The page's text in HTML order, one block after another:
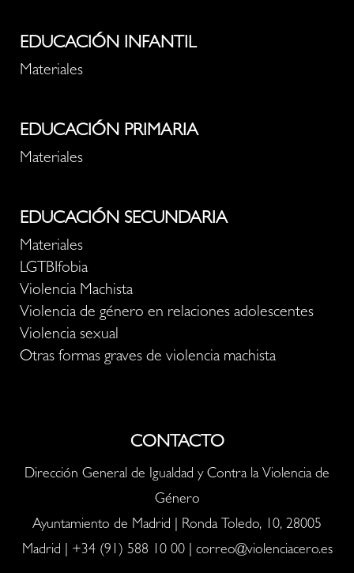
EDUCACIÓN INFANTIL
Materiales
EDUCACIÓN PRIMARIA
Materiales
EDUCACIÓN SECUNDARIA
Materiales
LGTBIfobia
Violencia Machista
Violencia de género en relaciones adolescentes
Violencia sexual
Otras formas graves de violencia machista
CONTACTO
Dirección General de Igualdad y Contra la Violencia de
Género
Ayuntamiento de Madrid | Ronda Toledo, 10, 28005
Madrid | +34 (91) 588 10 00| correo@violenciacero.es